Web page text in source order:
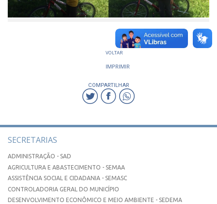
VOLTAR
IMPRIMIR
COMPARTILHAR
SECRETARIAS
ADMINISTRAÇÃO - SAD
AGRICULTURA E ABASTECIMENTO - SEMAA
ASSISTÊNCIA SOCIAL E CIDADANIA - SEMASC
CONTROLADORIA GERAL DO MUNICÍPIO
DESENVOLVIMENTO ECONÔMICO E MEIO AMBIENTE - SEDEMA